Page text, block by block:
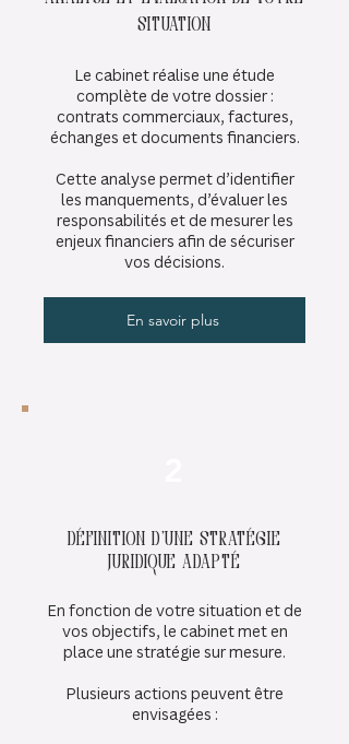
situation
Le cabinet réalise une étude
complète de votre dossier :
contrats commerciaux, factures,
échanges et documents financiers.
Cette analyse permet d’identifier
les manquements, d’évaluer les
responsabilités et de mesurer les
enjeux financiers afin de sécuriser
vos décisions.
En savoir plus
Définition d’une stratégie
juridique adapté
En fonction de votre situation et de
vos objectifs, le cabinet met en
place une stratégie sur mesure.
Plusieurs actions peuvent être
envisagées :